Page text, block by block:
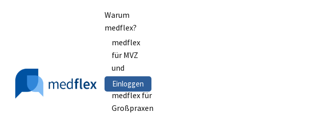
Warum
medflex?
medflex
für MVZ
und
Kliniken
medflex für
Großpraxen
Einloggen